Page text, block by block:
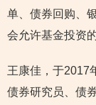
单、债券回购、
会允许基金投资
王康佳，于2017
债券研究员、债